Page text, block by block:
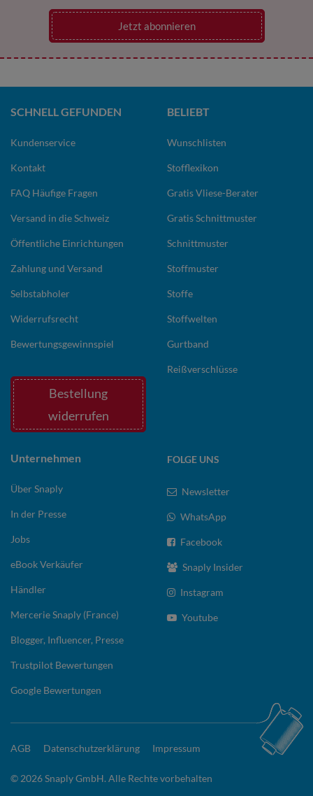
Jetzt abonnieren
SCHNELL GEFUNDEN
Kundenservice
Kontakt
FAQ Häufige Fragen
Versand in die Schweiz
Öffentliche Einrichtungen
Zahlung und Versand
Selbstabholer
Widerrufsrecht
Bewertungsgewinnspiel
Bestellung
widerrufen
BELIEBT
Wunschlisten
Stofflexikon
Gratis Vliese-Berater
Gratis Schnittmuster
Schnittmuster
Stoffmuster
Stoffe
Stoffwelten
Gurtband
Reißverschlüsse
Unternehmen
Über Snaply
In der Presse
Jobs
eBook Verkäufer
Händler
Mercerie Snaply (France)
Blogger, Influencer, Presse
Trustpilot Bewertungen
Google Bewertungen
FOLGE UNS
Newsletter
WhatsApp
Facebook
Snaply Insider
Instagram
Youtube
AGB Datenschutzerklärung Impressum
© 2026 Snaply GmbH. Alle Rechte vorbehalten